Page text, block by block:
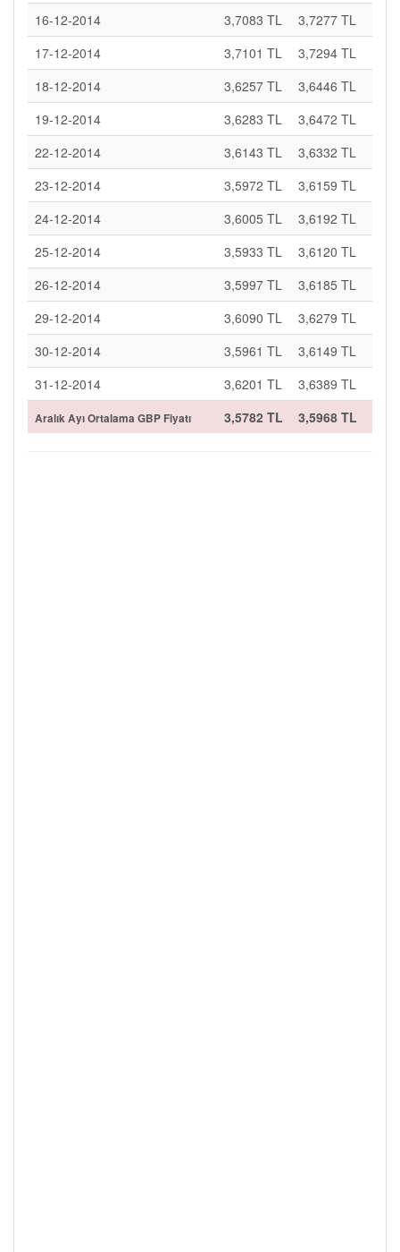
16-12-2014
3,7083 TL
3,7277 TL
17-12-2014
3,7101 TL
3,7294 TL
18-12-2014
3,6257 TL
3,6446 TL
19-12-2014
3,6283 TL
3,6472 TL
22-12-2014
3,6143 TL
3,6332 TL
23-12-2014
3,5972 TL
3,6159 TL
24-12-2014
3,6005 TL
3,6192 TL
25-12-2014
3,5933 TL
3,6120 TL
26-12-2014
3,5997 TL
3,6185 TL
29-12-2014
3,6090 TL
3,6279 TL
30-12-2014
3,5961 TL
3,6149 TL
31-12-2014
3,6201 TL 3,6389 TL
Aralık Ayı Ortalama GBP Fiyatı 3,5782 TL 3,5968 TL